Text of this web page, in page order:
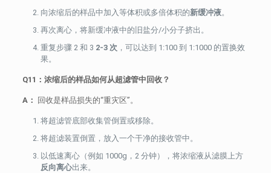
向浓缩后的样品中加入等体积或多倍体积的新缓冲液。
再次离心，将新缓冲液中的旧盐分/小分子挤出。
重复步骤 2 和 3 2-3 次，可以达到 1:100 到 1:1000 的置换效
果。
Q11：浓缩后的样品如何从超滤管中回收？
A： 回收是样品损失的“重灾区”。
将超滤管底部收集管倒置或移除。
将超滤装置倒置，放入一个干净的接收管中。
以低速离心（例如 1000g，2 分钟），将浓缩液从滤膜上方
反向离心出来。